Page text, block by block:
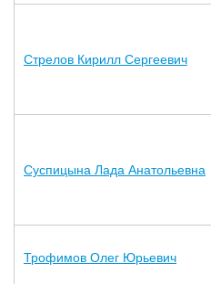
Стрелов Кирилл Сергеевич
Суспицына Лада Анатольевна
Трофимов Олег Юрьевич